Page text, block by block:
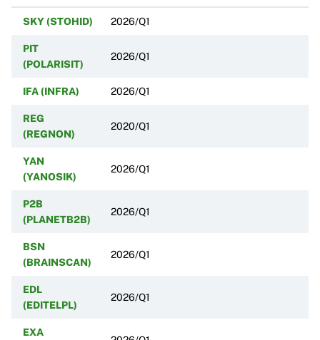
SKY (STOHID) 2026/Q1
PIT
(POLARISIT)
2026/Q1
IFA (INFRA) 2026/Q1
REG
(REGNON)
2020/Q1
YAN
(YANOSIK)
2026/Q1
P2B
(PLANETB2B)
2026/Q1
BSN
(BRAINSCAN)
2026/Q1
EDL
(EDITELPL)
2026/Q1
EXA